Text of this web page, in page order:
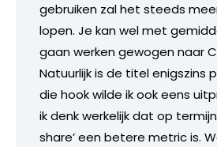
gebruiken zal het steeds
lopen. Je kan wel met
gaan werken gewogen naar
Natuurlijk is de titel enigszins
die hook wilde ik ook eens
ik denk werkelijk dat op
share’ een betere metric is.